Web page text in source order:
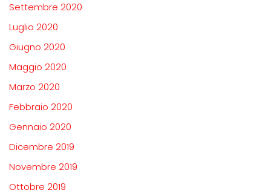
Settembre 2020
Luglio 2020
Giugno 2020
Maggio 2020
Marzo 2020
Febbraio 2020
Gennaio 2020
Dicembre 2019
Novembre 2019
Ottobre 2019